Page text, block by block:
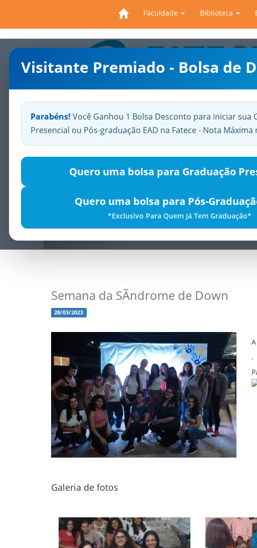
Faculdade Biblioteca
Visitante Premiado - Bolsa de
Parabéns! Você Ganhou 1 Bolsa Desconto para iniciar sua
Presencial ou Pós-graduação EAD na Fatece - Nota Máxima
Quero uma bolsa para Graduação
Quero uma bolsa para Pós-
*Exclusivo Para Quem Já Tem Graduação*
Previous
Semana da SÃ­ndrome de Down
28/03/2023
.
Galeria de fotos